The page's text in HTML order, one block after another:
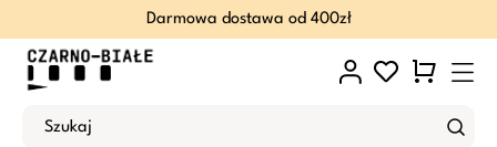
Darmowa dostawa od 400zł